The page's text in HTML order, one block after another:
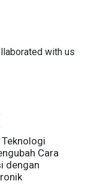
with us
Cara
dengan